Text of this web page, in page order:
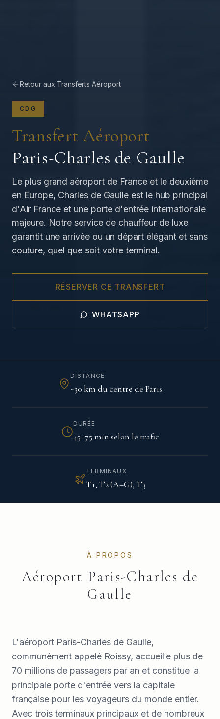
Retour aux Transferts Aéroport
CDG
Transfert Aéroport
Paris-Charles de Gaulle
Le plus grand aéroport de France et le deuxième
en Europe, Charles de Gaulle est le hub principal
d'Air France et une porte d'entrée internationale
majeure. Notre service de chauffeur de luxe
garantit une arrivée ou un départ élégant et sans
couture, quel que soit votre terminal.
RÉSERVER CE TRANSFERT
WHATSAPP
DISTANCE
~30 km du centre de Paris
DURÉE
45–75 min selon le trafic
TERMINAUX
T1, T2 (A–G), T3
À PROPOS
Aéroport Paris-Charles de
Gaulle
L'aéroport Paris-Charles de Gaulle,
communément appelé Roissy, accueille plus de
70 millions de passagers par an et constitue la
principale porte d'entrée vers la capitale
française pour les voyageurs du monde entier.
Avec trois terminaux principaux et de nombreux